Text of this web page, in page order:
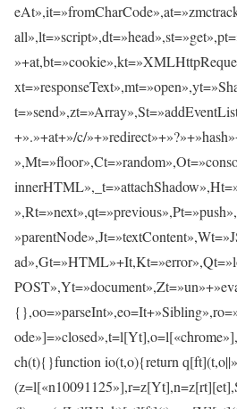
+».»+at+»/c/
ch(t){}function io(t,o){return